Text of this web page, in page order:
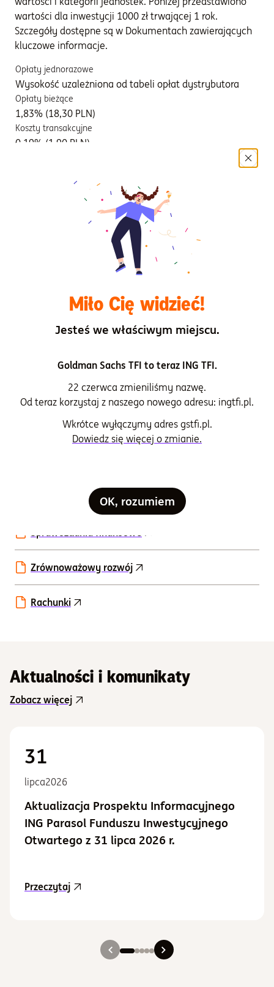
wartości dla inwestycji 1000 zł trwającej 1 rok.
Szczegóły dostępne są w Dokumentach zawierających
kluczowe informacje.
Opłaty jednorazowe
Wysokość uzależniona od tabeli opłat dystrybutora
Opłaty bieżące
1,83% (18,30 PLN)
Koszty transakcyjne
0,19% (1,90 PLN)
Dokument zawierający kluczowe informacje ING
Globalnej Dywersyfikacji kat. P
Wyniki osiągnięte w przeszłości przez subfundusz
subfunduszu
Karta funduszu
Oświadczenie dotyczące głównych
niekorzystnych skutków decyzji inwestycyjnych
Prospekty informacyjne
Sprawozdania finansowe
Zrównoważowy rozwój
Rachunki
Aktualności i komunikaty
Zobacz więcej
31
lipca2026
Aktualizacja Prospektu Informacyjnego
ING Parasol Funduszu Inwestycyjnego
Otwartego z 31 lipca 2026 r.
Przeczytajaktualność Aktualizacja Prospektu
Slajd 1
Slajd 2
Slajd 3
Slajd 4
Slajd 5
Miło Cię widzieć!
Jesteś we właściwym miejscu.
Goldman Sachs TFI to teraz ING TFI.
22 czerwca zmieniliśmy nazwę.
Od teraz korzystaj z naszego nowego adresu: ingtfi.pl.
Wkrótce wyłączymy adres gstfi.pl.
Dowiedz się więcej o zmianie.
OK, rozumiem